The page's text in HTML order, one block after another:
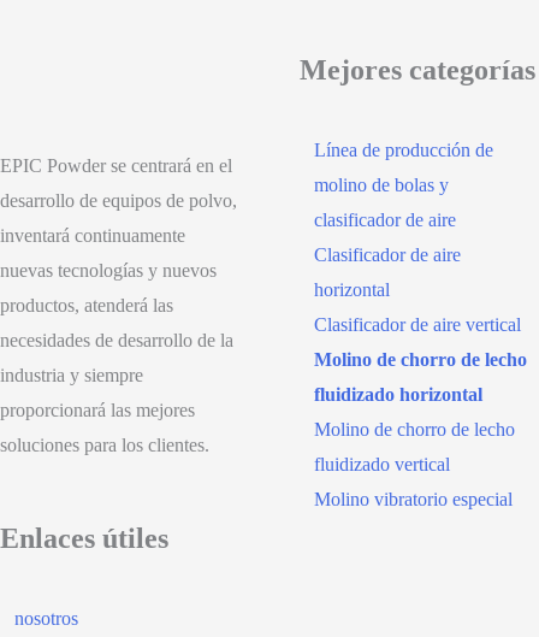
EPIC Powder se centrará en el
desarrollo de equipos de polvo,
inventará continuamente
nuevas tecnologías y nuevos
productos, atenderá las
necesidades de desarrollo de la
industria y siempre
proporcionará las mejores
soluciones para los clientes.
Mejores categorías
Línea de producción de
molino de bolas y
clasificador de aire
Clasificador de aire
horizontal
Clasificador de aire vertical
Molino de chorro de lecho
fluidizado horizontal
Molino de chorro de lecho
fluidizado vertical
Molino vibratorio especial
Enlaces útiles
nosotros